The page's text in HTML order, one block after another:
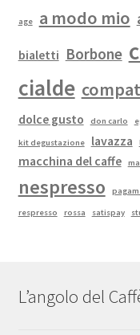
age a modo mio
bialetti Borbone
cialde
dolce gusto
don carlo
kit degustazione lavazza
macchina del caffe
nespresso
respresso rossa satispay
L’angolo del